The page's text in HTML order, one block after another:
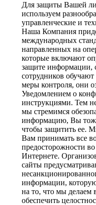
Для защиты Вашей
используем
управленческие и
Наша Компания
международных
направленных на
которые включают
защите информации,
сотрудников
меры контроля, они
Уведомлением о
инструкциями. Тем
мы стремимся
информацию, Вы
чтобы защитить ее.
Вам принимать все
предосторожности
Интернете.
сайты
информации,
на то, что мы делаем
обеспечить